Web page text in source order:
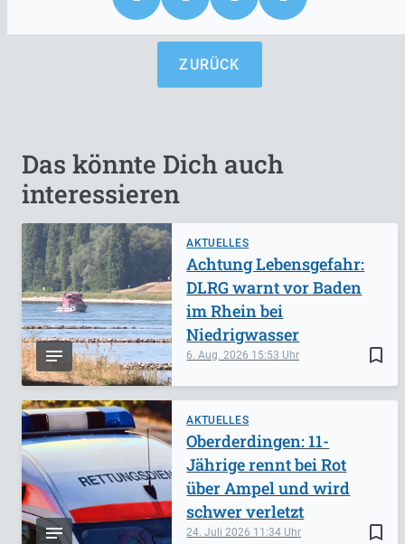
ZURÜCK
Das könnte Dich auch
interessieren
AKTUELLES
bookmark_border
6. Aug. 2026 15:53
Achtung Lebensgefahr:
DLRG warnt vor Baden
im Rhein bei
Niedrigwasser
AKTUELLES
bookmark_border
24. Juli 2026 11:34
Oberderdingen: 11-
Jährige rennt bei Rot
über Ampel und wird
schwer verletzt